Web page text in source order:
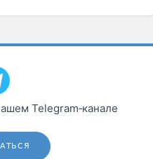
Telegram‑канале